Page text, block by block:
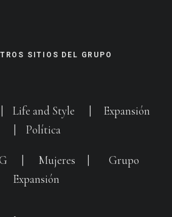
SITIOS DEL GRUPO
Life and Style
Expansión
Política
Mujeres
Grupo
Expansión